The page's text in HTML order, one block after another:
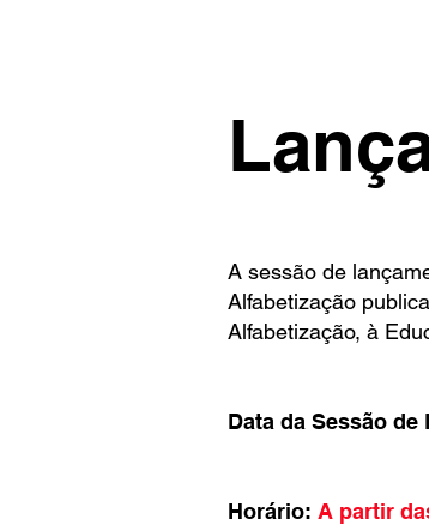
A sessão de
Alfabetização
Alfabetização, à
Data da Sessão
Horário: A partir